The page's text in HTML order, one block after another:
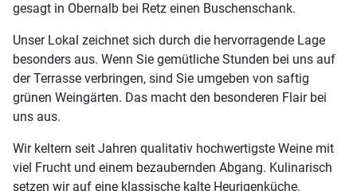
gesagt in Obernalb bei Retz einen Buschenschank.
Unser Lokal zeichnet sich durch die hervorragende Lage
besonders aus. Wenn Sie gemütliche Stunden bei uns auf
der Terrasse verbringen, sind Sie umgeben von saftig
grünen Weingärten. Das macht den besonderen Flair bei
uns aus.
Wir keltern seit Jahren qualitativ hochwertigste Weine mit
viel Frucht und einem bezaubernden Abgang. Kulinarisch
setzen wir auf eine klassische kalte Heurigenküche.